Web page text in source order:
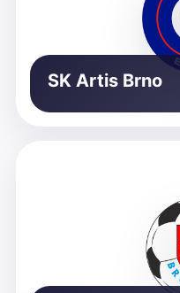
SK Artis Brno